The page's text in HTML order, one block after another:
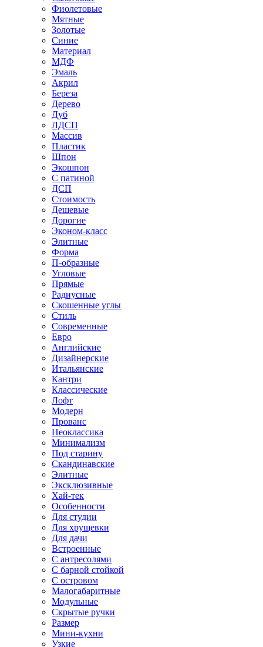
Фиолетовые
Мятные
Золотые
Синие
Материал
МДФ
Эмаль
Акрил
Береза
Дерево
Дуб
ЛДСП
Массив
Пластик
Шпон
Экошпон
С патиной
ДСП
Стоимость
Дешевые
Дорогие
Эконом-класс
Элитные
Форма
П-образные
Угловые
Прямые
Радиусные
Скошенные углы
Стиль
Современные
Евро
Английские
Дизайнерские
Итальянские
Кантри
Классические
Лофт
Модерн
Прованс
Неоклассика
Минимализм
Под старину
Скандинавские
Элитные
Эксклюзивные
Хай-тек
Особенности
Для студии
Для хрущевки
Для дачи
Встроенные
С антресолями
С барной стойкой
С островом
Малогабаритные
Модульные
Скрытые ручки
Размер
Мини-кухни
Узкие